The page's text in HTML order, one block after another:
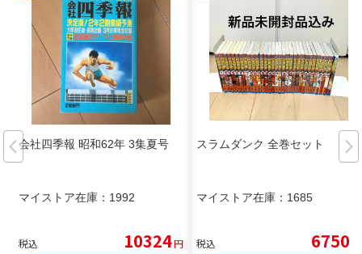
会社四季報 昭和62年 3集夏号
マイストア在庫： 1992
税込 10324円
スラムダンク 全巻セット
マイストア在庫： 1685
税込 6750